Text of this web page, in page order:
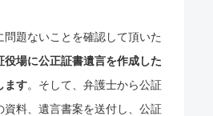
問題ないことを確認して頂いた
役場に公正証書遺言を作成した
ます。そして、弁護士から公証
資料、遺言書案を送付し、公証